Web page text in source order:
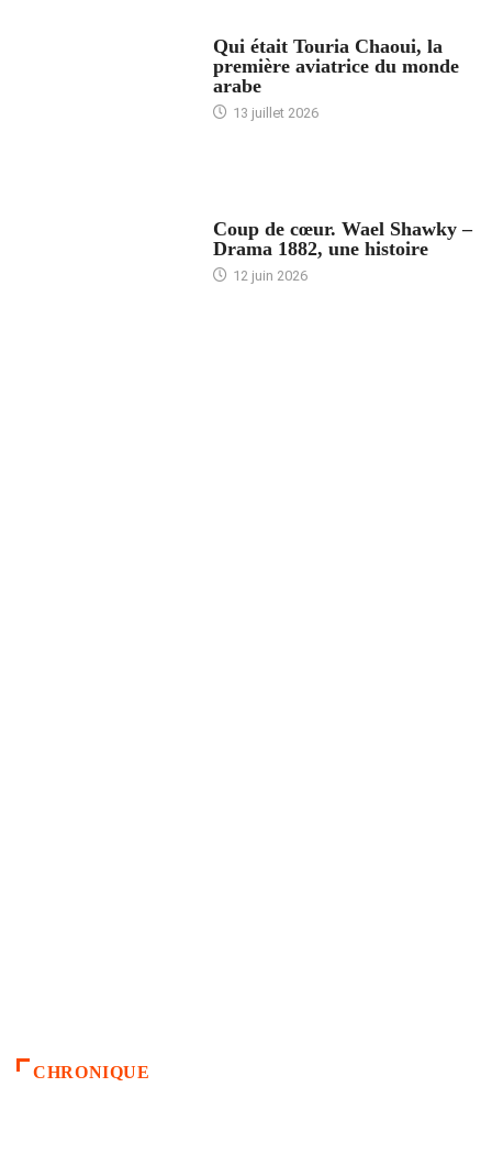
Qui était Touria Chaoui, la
première aviatrice du monde
arabe
13 juillet 2026
Coup de cœur. Wael Shawky –
Drama 1882, une histoire
12 juin 2026
CHRONIQUE